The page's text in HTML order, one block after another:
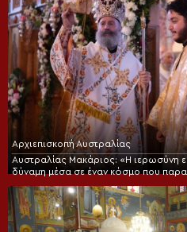
Αρχιεπισκοπή Αυστραλίας
Αυστραλίας Μακάριος: «Η ιερωσύνη
δύναμη μέσα σε έναν κόσμο που